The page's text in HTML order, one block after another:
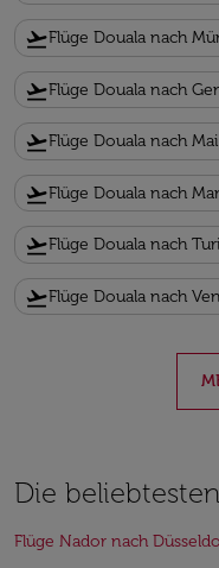
flight_takeoffFlüge Douala nach
flight_takeoffFlüge Douala nach
flight_takeoffFlüge Douala nach
flight_takeoffFlüge Douala nach
flight_takeoffFlüge Douala nach
flight_takeoffFlüge Douala nach
Die
Flüge Nador nach